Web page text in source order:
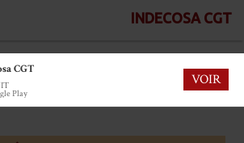
INDECOSA CGT
CGT
Play
VOIR